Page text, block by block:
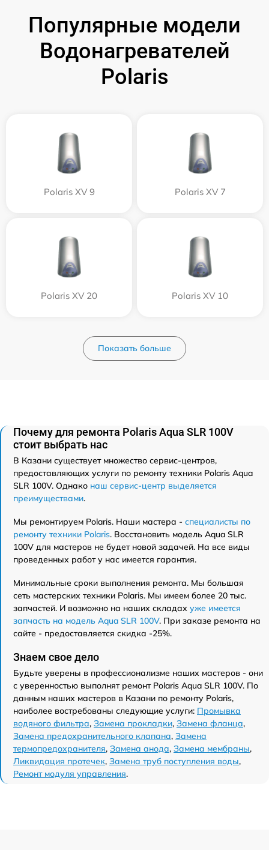
Популярные модели
Водонагревателей
Polaris
Polaris XV 9 Polaris XV 7
Polaris XV 20 Polaris XV 10
Показать больше
Почему для ремонта Polaris Aqua SLR 100V
стоит выбрать нас
В Казани существует множество сервис-центров,
предоставляющих услуги по ремонту техники Polaris Aqua
SLR 100V. Однако наш сервис-центр выделяется
преимуществами.
Мы ремонтируем Polaris. Наши мастера - специалисты по
ремонту техники Polaris. Восстановить модель Aqua SLR
100V для мастеров не будет новой задачей. На все виды
проведенных работ у нас имеется гарантия.
Минимальные сроки выполнения ремонта. Мы большая
сеть мастерских техники Polaris. Мы имеем более 20 тыс.
запчастей. И возможно на наших складах уже имеется
запчасть на модель Aqua SLR 100V. При заказе ремонта на
сайте - предоставляется скидка -25%.
Знаем свое дело
Будьте уверены в профессионализме наших мастеров - они
с уверенностью выполнят ремонт Polaris Aqua SLR 100V. По
данным наших мастеров в Казани по ремонту Polaris,
наиболее востребованы следующие услуги: Промывка
водяного фильтра, Замена прокладки, Замена фланца,
Замена предохранительного клапана, Замена
термопредохранителя, Замена анода, Замена мембраны,
Ликвидация протечек, Замена труб поступления воды,
Ремонт модуля управления.